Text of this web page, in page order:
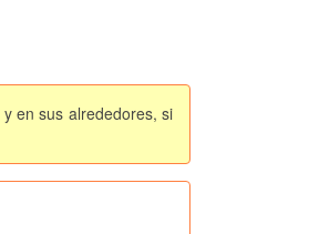
y en sus alrededores, si